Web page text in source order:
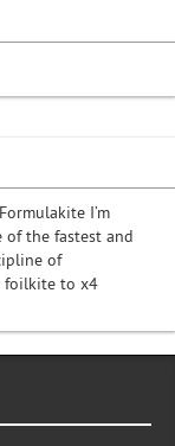
I’m
the fastest and
of
foilkite to x4